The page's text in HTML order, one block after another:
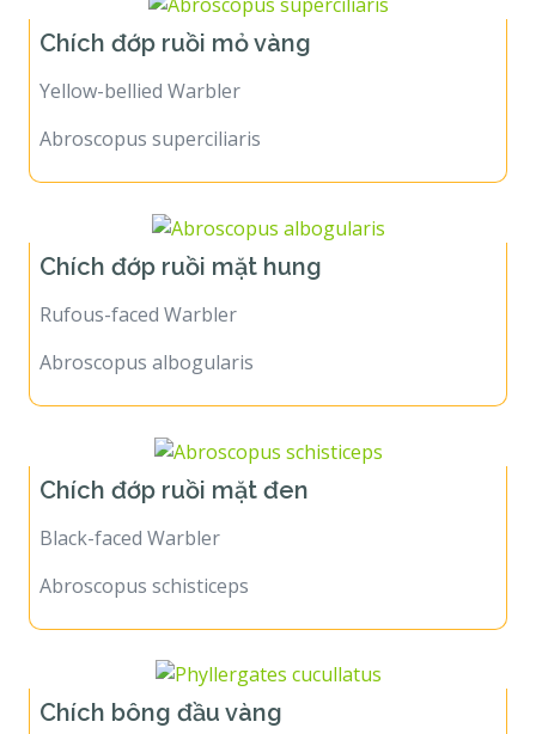
Chích đớp ruồi mỏ vàng
Yellow-bellied Warbler
Abroscopus superciliaris
Chích đớp ruồi mặt hung
Rufous-faced Warbler
Abroscopus albogularis
Chích đớp ruồi mặt đen
Black-faced Warbler
Abroscopus schisticeps
Chích bông đầu vàng